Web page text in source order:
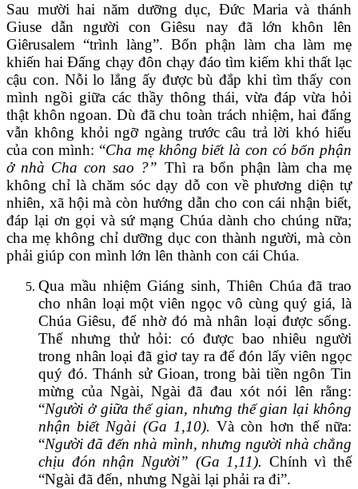
Sau mười hai năm dưỡng dục, Đức Maria và thánh
Giuse dẫn người con Giêsu nay đã lớn khôn lên
Giêrusalem “trình làng”. Bổn phận làm cha làm mẹ
khiến hai Đấng chạy đôn chạy đáo tìm kiếm khi thất lạc
cậu con. Nỗi lo lắng ấy được bù đắp khi tìm thấy con
mình ngồi giữa các thầy thông thái, vừa đáp vừa hỏi
thật khôn ngoan. Dù đã chu toàn trách nhiệm, hai đấng
vẫn không khỏi ngỡ ngàng trước câu trả lời khó hiểu
của con mình: “Cha mẹ không biết là con có bổn phận
ở nhà Cha con sao ?” Thì ra bổn phận làm cha mẹ
không chỉ là chăm sóc dạy dỗ con về phương diện tự
nhiên, xã hội mà còn hướng dẫn cho con cái nhận biết,
đáp lại ơn gọi và sứ mạng Chúa dành cho chúng nữa;
cha mẹ không chỉ dưỡng dục con thành người, mà còn
phải giúp con mình lớn lên thành con cái Chúa.
Qua mầu nhiệm Giáng sinh, Thiên Chúa đã trao
cho nhân loại một viên ngọc vô cùng quý giá, là
Chúa Giêsu, để nhờ đó mà nhân loại được sống.
Thế nhưng thử hỏi: có được bao nhiêu người
trong nhân loại đã giơ tay ra để đón lấy viên ngọc
quý đó. Thánh sử Gioan, trong bài tiền ngôn Tin
mừng của Ngài, Ngài đã đau xót nói lên rằng:
“Người ở giữa thế gian, nhưng thế gian lại không
nhận biết Ngài (Ga 1,10). Và còn hơn thế nữa:
“Người đã đến nhà mình, nhưng người nhà chẳng
chịu đón nhận Người” (Ga 1,11). Chính vì thế
“Ngài đã đến, nhưng Ngài lại phải ra đi”.